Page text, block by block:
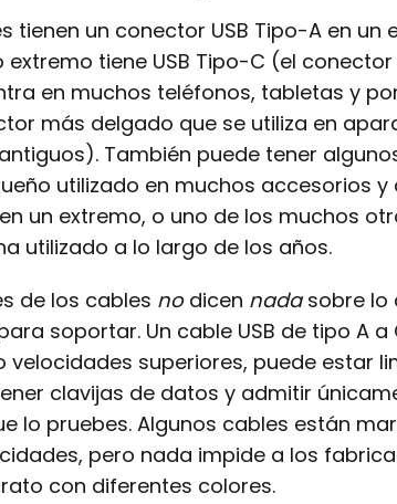
tienen un conector USB Tipo-A en un
extremo tiene USB Tipo-C (el
en muchos teléfonos, tabletas y
más delgado que se utiliza en
También puede tener
utilizado en muchos accesorios
un extremo, o uno de los muchos
utilizado a lo largo de los años.
de los cables nodicen nadasobre lo
soportar. Un cable USB de tipo A a
velocidades superiores, puede estar
clavijas de datos y admitir
lo pruebes. Algunos cables están
pero nada impide a los
con diferentes colores.